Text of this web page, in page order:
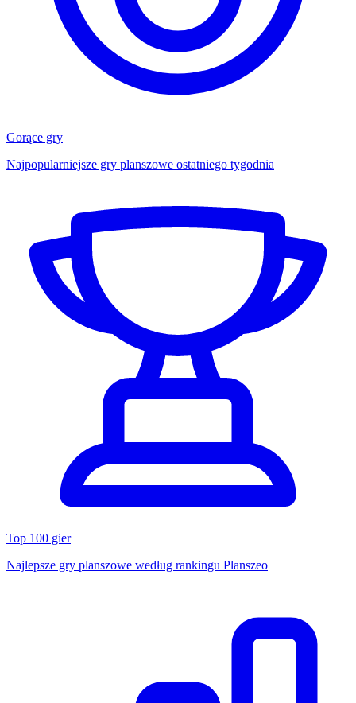
Gorące gry
Najpopularniejsze gry planszowe ostatniego tygodnia
Top 100 gier
Najlepsze gry planszowe według rankingu Planszeo